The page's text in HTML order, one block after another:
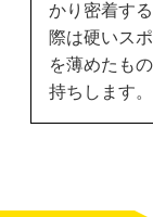
かり密着す
際は硬いス
を薄めたも
持ちします。